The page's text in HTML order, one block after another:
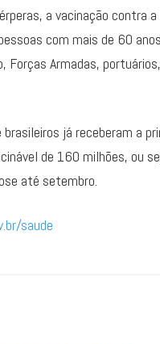
a vacinação contra
com mais de 60
Forças Armadas,
já receberam a
de 160 milhões, ou
até setembro.
saude